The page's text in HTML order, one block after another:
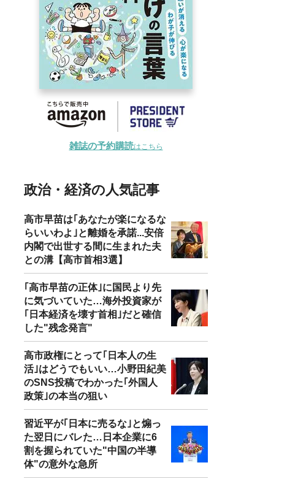
雑誌の予約購読はこちら
政治・経済の人気記事
高市早苗は｢あなたが楽になるな
らいいわよ｣と離婚を承諾...安倍
内閣で出世する間に生まれた夫
との溝【高市首相3選】
｢高市早苗の正体｣に国民より先
に気づいていた…海外投資家が
｢日本経済を壊す首相｣だと確信
した"残念発言"
高市政権にとって｢日本人の生
活｣はどうでもいい…小野田紀美
のSNS投稿でわかった｢外国人
政策｣の本当の狙い
習近平が｢日本に売るな｣と煽っ
た翌日にバレた…日本企業に6
割を握られていた"中国の半導
体"の意外な急所